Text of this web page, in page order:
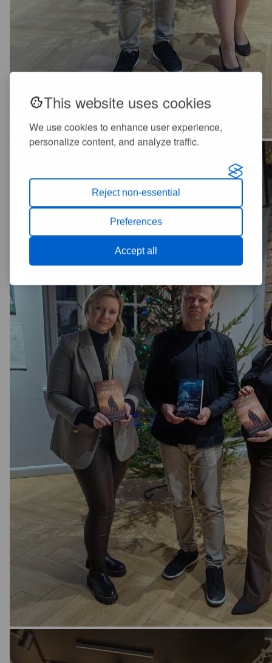
This website uses cookies
We use cookies to enhance user experience,
personalize content, and analyze traffic.
Reject non-essential
Preferences
Accept all